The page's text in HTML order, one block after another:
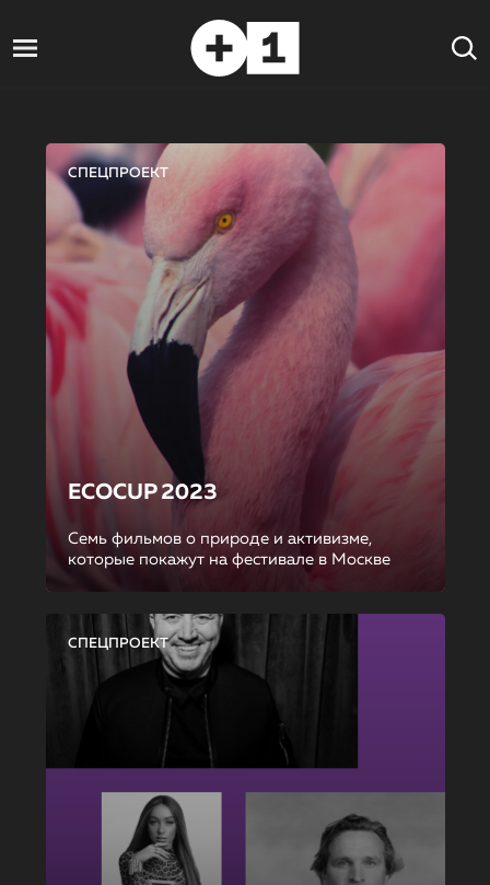
СПЕЦПРОЕКТ
ECOCUP 2023
Семь фильмов о природе и активизме,
которые покажут на фестивале в Москве
СПЕЦПРОЕКТ